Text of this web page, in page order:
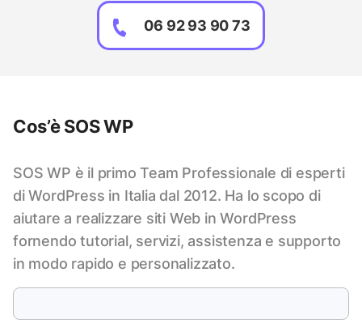
06 92 93 90 73
Cos’è SOS WP
SOS WP è il primo Team Professionale di esperti
di WordPress in Italia dal 2012. Ha lo scopo di
aiutare a realizzare siti Web in WordPress
fornendo tutorial, servizi, assistenza e supporto
in modo rapido e personalizzato.